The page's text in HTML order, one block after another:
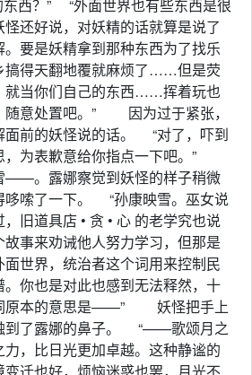
西？” “外面世界也有些东西是很
还好说，对妖精的话就算是说了
要是妖精拿到那种东西为了找乐
搞得天翻地覆就麻烦了……但是荧
就当你们自己的东西……挥着玩也
随意处置吧。” 因为过于紧张，
面前的妖怪说的话。 “对了，吓到
，为表歉意给你指点一下吧。”
——。露娜察觉到妖怪的样子稍微
哆嗦了一下。 “孙康映雪。巫女说
旧道具店 • 贪 • 心 的老学究也说
事来劝诫他人努力学习，但那是
世界，统治者这个词用来控制民
你也是对此也感到无法释然，十
原本的意思是——” 妖怪把手上
到了露娜的鼻子。 “——歌颂月之
，比日光更加卓越。这种静谧的